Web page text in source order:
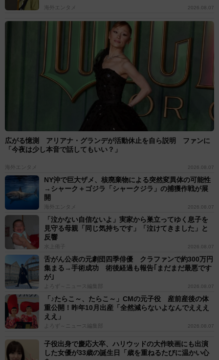
海外エンタメ 2026.08.07
広がる憶測 アリアナ・グランデが活動休止を自ら説明 ファンに
「今夜は少し本音で話してもいい？」
海外エンタメ 2026.08.07
NY沖で巨大ザメ、核廃棄物による突然変異体の可能性
→シャーク＋ゴジラ「シャークジラ」の捕獲作戦が展
開
海外エンタメ 2026.08.07
「泣かない自信ないよ」実家から巣立ってゆく息子を
見守る母親「同じ気持ちです」「泣けてきました」と
反響
水上侑子 2026.08.07
舌がん公表の元劇団四季俳優 クラファンで約300万円
集まる→手術成功 術後経過も報告｢まだまだ最悪です
が｣
よろず～ニュース編集部 2026.08.07
「♪たらこ～、たらこ～」CMの元子役 産前産後の体
重公開！昨年10月出産「全然減らないよなんでえええ
ええ」
よろず～ニュース編集部 2026.08.07
子役出身で慶応大卒、ハリウッドの大作映画にも出演
した女優が33歳の誕生日「歳を重ねるたびに温かい心